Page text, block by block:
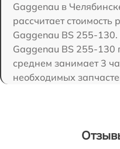
Gaggenau в
рассчитает
Gaggenau BS 255-
Gaggenau BS 255-130
среднем занимает 3
необходимых